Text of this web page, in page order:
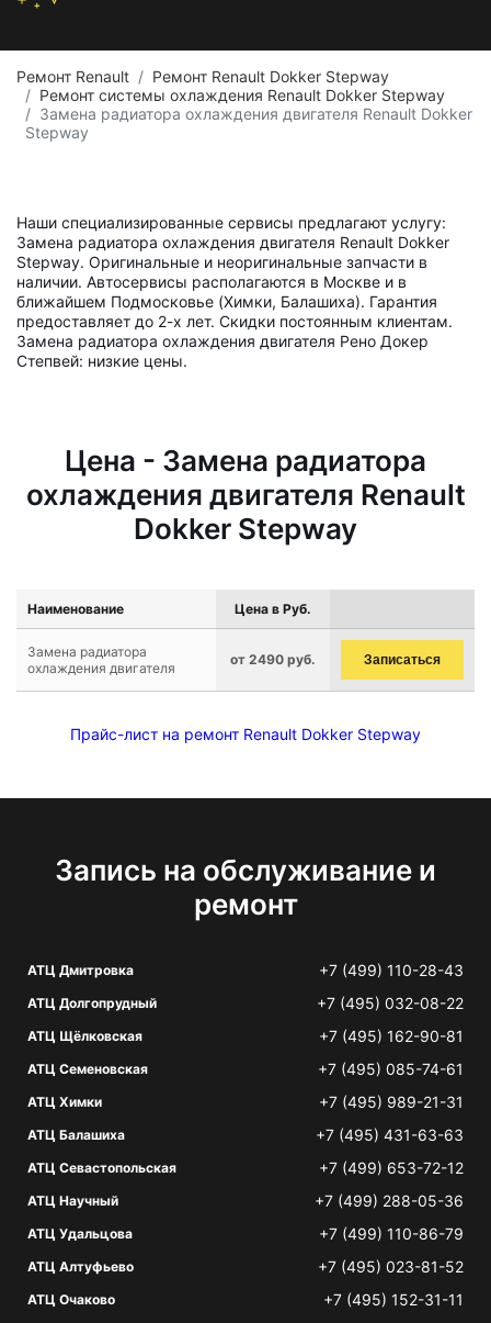
Ремонт Renault
Ремонт Renault Dokker Stepway
Ремонт системы охлаждения Renault Dokker Stepway
Замена радиатора охлаждения двигателя Renault Dokker
Stepway
Наши специализированные сервисы предлагают услугу:
Замена радиатора охлаждения двигателя Renault Dokker
Stepway. Оригинальные и неоригинальные запчасти в
наличии. Автосервисы располагаются в Москве и в
ближайшем Подмосковье (Химки, Балашиха). Гарантия
предоставляет до 2-х лет. Скидки постоянным клиентам.
Замена радиатора охлаждения двигателя Рено Докер
Степвей: низкие цены.
Цена - Замена радиатора
охлаждения двигателя Renault
Dokker Stepway
Наименование Цена в Руб.
Замена радиатора
охлаждения двигателя
от 2490 руб. Записаться
Прайс-лист на ремонт Renault Dokker Stepway
Запись на обслуживание и
ремонт
АТЦ Дмитровка +7 (499) 110-28-43
АТЦ Долгопрудный +7 (495) 032-08-22
АТЦ Щёлковская +7 (495) 162-90-81
АТЦ Семеновская +7 (495) 085-74-61
АТЦ Химки +7 (495) 989-21-31
АТЦ Балашиха +7 (495) 431-63-63
АТЦ Севастопольская +7 (499) 653-72-12
АТЦ Научный +7 (499) 288-05-36
АТЦ Удальцова +7 (499) 110-86-79
АТЦ Алтуфьево +7 (495) 023-81-52
АТЦ Очаково +7 (495) 152-31-11